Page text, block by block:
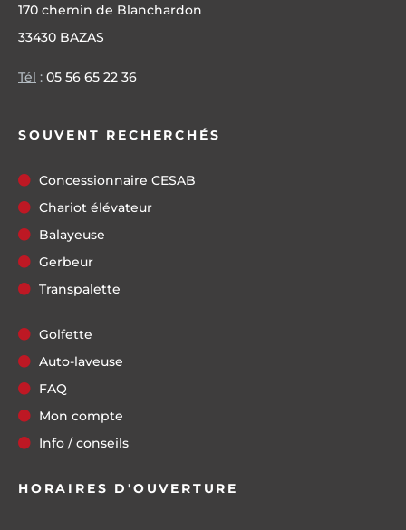
170 chemin de Blanchardon
33430 BAZAS
Tél : 05 56 65 22 36
SOUVENT RECHERCHÉS
Concessionnaire CESAB
Chariot élévateur
Balayeuse
Gerbeur
Transpalette
Golfette
Auto-laveuse
FAQ
Mon compte
Info / conseils
HORAIRES D'OUVERTURE